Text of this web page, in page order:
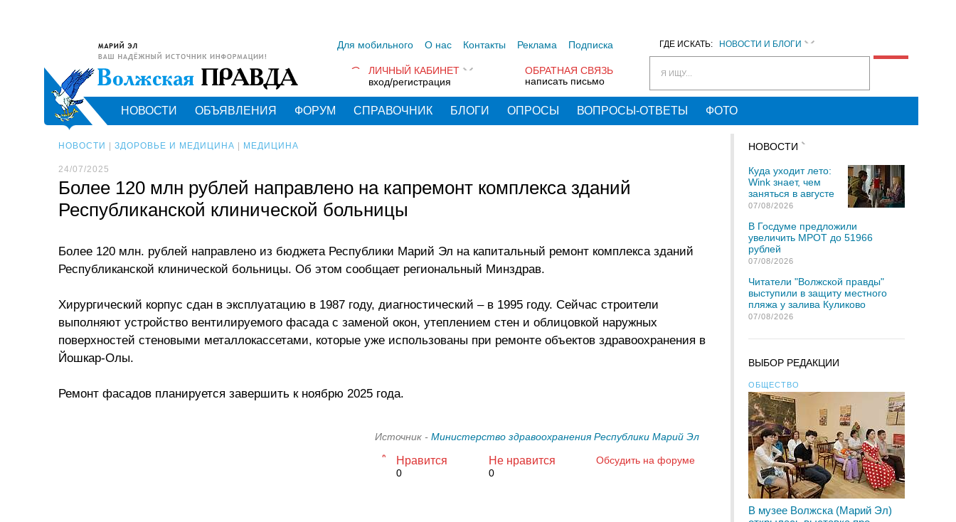
ГДЕ ИСКАТЬ: НОВОСТИ И БЛОГИ
Я ИЩУ...
Для мобильного О нас Контакты Реклама Подписка
ОБРАТНАЯ СВЯЗЬ
написать письмо
ЛИЧНЫЙ КАБИНЕТ
вход/регистрация
НОВОСТИ ОБЪЯВЛЕНИЯ ФОРУМ СПРАВОЧНИК БЛОГИ ОПРОСЫ ВОПРОСЫ-ОТВЕТЫ ФОТО
НОВОСТИ ЗДОРОВЬЕ И МЕДИЦИНА МЕДИЦИНА
24/07/2025
Более 120 млн рублей направлено на капремонт комплекса зданий
Республиканской клинической больницы
Более 120 млн. рублей направлено из бюджета Республики Марий Эл на капитальный ремонт комплекса зданий
Республиканской клинической больницы. Об этом сообщает региональный Минздрав.
Хирургический корпус сдан в эксплуатацию в 1987 году, диагностический – в 1995 году. Сейчас строители
выполняют устройство вентилируемого фасада с заменой окон, утеплением стен и облицовкой наружных
поверхностей стеновыми металлокассетами, которые уже использованы при ремонте объектов здравоохранения в
Йошкар-Олы.
Ремонт фасадов планируется завершить к ноябрю 2025 года.
Источник - Министерство здравоохранения Республики Марий Эл
Нравится
0
Не нравится
0
Обсудить на форуме
НОВОСТИ
Куда уходит лето:
Wink знает, чем
заняться в августе
07/08/2026
В Госдуме предложили
увеличить МРОТ до 51966
рублей
07/08/2026
Читатели "Волжской правды"
выступили в защиту местного
пляжа у залива Куликово
07/08/2026
ВЫБОР РЕДАКЦИИ
ОБЩЕСТВО
В музее Волжска (Марий Эл)